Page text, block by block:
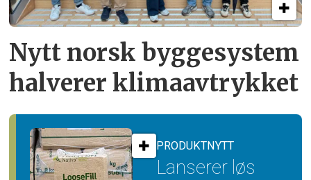
Nytt norsk byggesystem
halverer klimaavtrykket
PRODUKTNYTT
Lanserer løs